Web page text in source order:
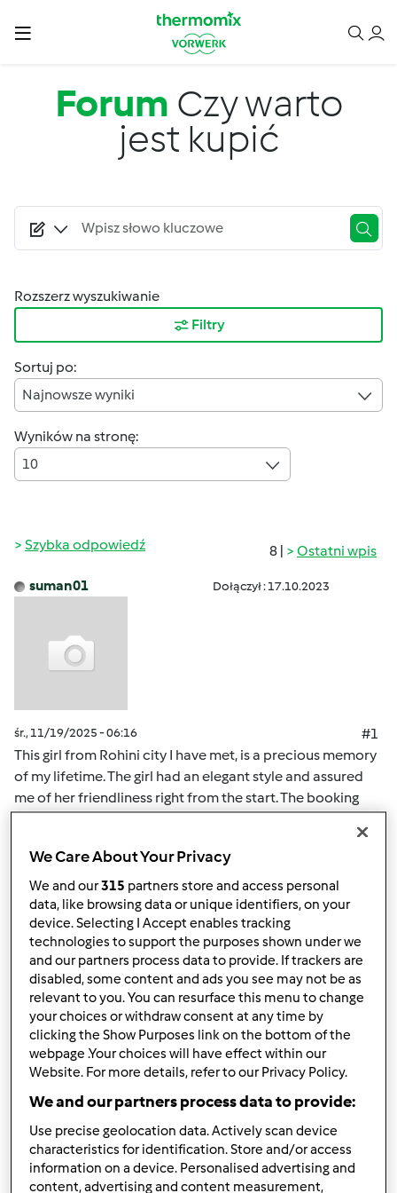
Forum Czy warto
jest kupić
Rozszerz wyszukiwanie
Filtry
Sortuj po:
Najnowsze wyniki
Wyników na stronę:
10
8 | Ostatni wpis
Szybka odpowiedź
suman01 Dołączył : 17.10.2023
śr., 11/19/2025 - 06:16
#1
This girl from Rohini city I have met, is a precious memory
of my lifetime. The girl had an elegant style and assured
me of her friendliness right from the start. The booking
was done with ease and the team was in total control
someone who wants to keep their privacy and deserves
the perfect team to coordinate it.
Góra strony
Zalogujlub zarejestruj sięaby dodawać
komentarze
suman01 Dołączył : 17.10.2023
We Care About Your Privacy
We and our315 partners store and access personal
data, like browsing data or unique identifiers, on your
device. Selecting I Accept enables tracking
technologies to support the purposes shown under we
and our partners process data to provide. If trackers are
disabled, some content and ads you see may not be as
relevant to you. You can resurface this menu to change
your choices or withdraw consent at any time by
clicking the Show Purposes link on the bottom of the
webpage .Your choices will have effect within our
Website. For more details, refer to our Privacy Policy.
We and our partners process data to provide:
Use precise geolocation data. Actively scan device
characteristics for identification. Store and/or access
information on a device. Personalised advertising and
content, advertising and content measurement,